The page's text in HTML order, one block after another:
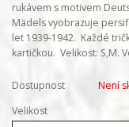
rukávem s motivem
Mädels vyobrazuje
let 1939-1942. Každé
kartičkou. Velikost: S,M.
Dostupnost
Není
Velikost